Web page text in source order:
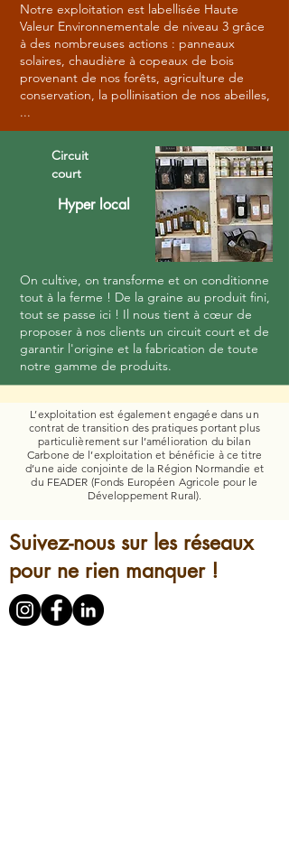
Notre exploitation est labellisée Haute
Valeur Environnementale de niveau 3 grâce
à des nombreuses actions : panneaux
solaires, chaudière à copeaux de bois
provenant de nos forêts, agriculture de
conservation, la pollinisation de nos abeilles,
...
Circuit
court
Hyper local
​On cultive, on transforme et on conditionne
tout à la ferme ! De la graine au produit fini,
tout se passe ici ! Il nous tient à cœur de
proposer à nos clients un circuit court et de
garantir l'origine et la fabrication de toute
notre gamme de produits.
L’exploitation est également engagée dans un
contrat de transition des pratiques portant plus
particulièrement sur l’amélioration du bilan
Carbone de l’exploitation et bénéficie à ce titre
d’une aide conjointe de la Région Normandie et
du FEADER (Fonds Européen Agricole pour le
Développement Rural).
Suivez-nous sur les réseaux
pour ne rien manquer !